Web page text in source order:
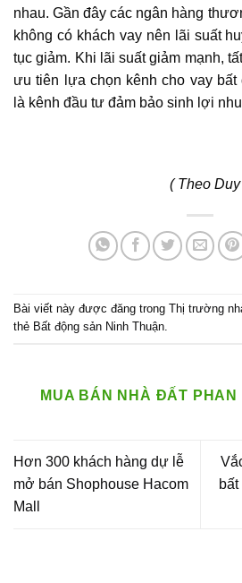
nhau. Gần đây các ngân hàng
không có khách vay nên lãi suất
tục giảm. Khi lãi suất giảm mạnh,
ưu tiên lựa chọn kênh cho vay bất
là kênh đầu tư đảm bảo sinh lợi
( Theo
Bài viết này được đăng trong Thị trường
thẻ Bất động sản Ninh Thuận.
MUA BÁN NHÀ ĐẤT PHAN
Hơn 300 khách hàng dự lễ
mở bán Shophouse Hacom
Mall